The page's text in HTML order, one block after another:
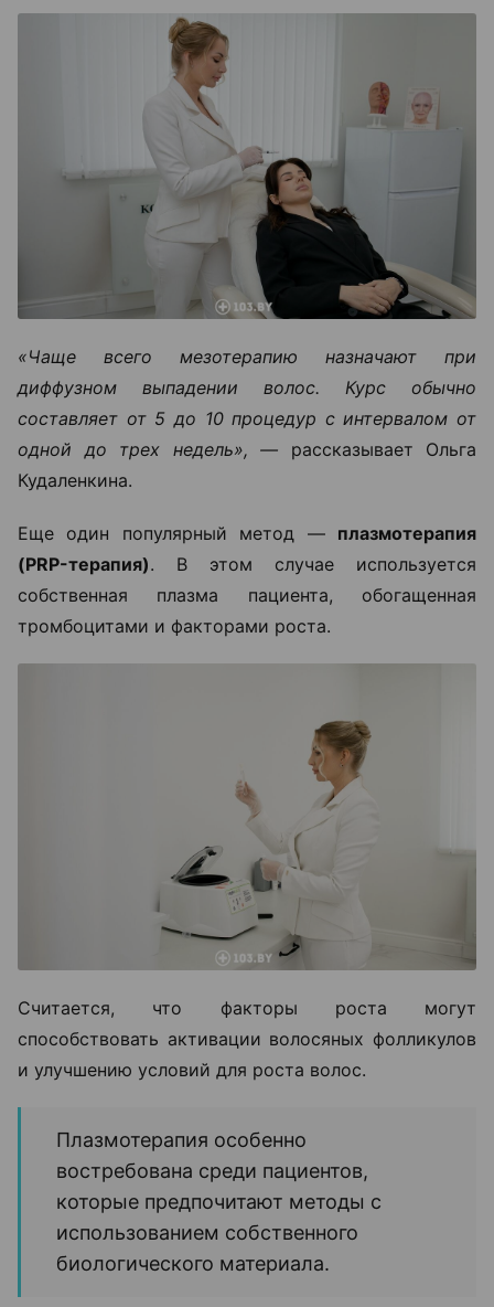
«Чаще всего мезотерапию назначают при
диффузном выпадении волос. Курс обычно
составляет от 5 до 10 процедур с интервалом от
одной до трех недель», — рассказывает Ольга
Кудаленкина.
Еще один популярный метод — плазмотерапия
(PRP-терапия). В этом случае используется
собственная плазма пациента, обогащенная
тромбоцитами и факторами роста.
Считается, что факторы роста могут
способствовать активации волосяных фолликулов
и улучшению условий для роста волос.
Плазмотерапия особенно
востребована среди пациентов,
которые предпочитают методы с
использованием собственного
биологического материала.